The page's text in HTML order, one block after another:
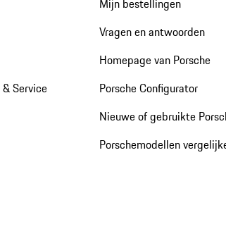
Service
Mijn bestellingen
Vragen en antwoorden
Homepage van Porsche
Porsche Configurator
Nieuwe of gebruikte
Porschemodellen